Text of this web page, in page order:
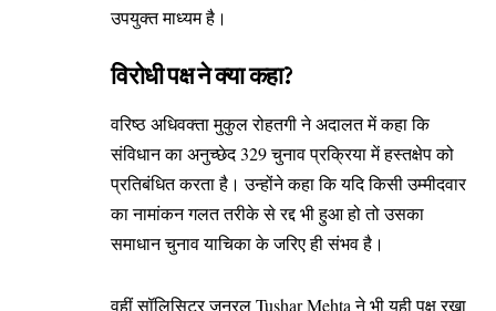
उपयुक्त माध्यम है।
विरोधी पक्ष ने क्या कहा?
वरिष्ठ अधिवक्ता मुकुल रोहतगी ने अदालत में कहा कि
संविधान का अनुच्छेद 329 चुनाव प्रक्रिया में हस्तक्षेप को
प्रतिबंधित करता है। उन्होंने कहा कि यदि किसी उम्मीदवार
का नामांकन गलत तरीके से रद्द भी हुआ हो तो उसका
समाधान चुनाव याचिका के जरिए ही संभव है।
वहीं सॉलिसिटर जनरल Tushar Mehta ने भी यही पक्ष रखा